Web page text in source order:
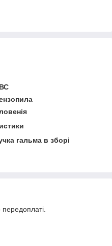
гальма в зборі
передоплаті.